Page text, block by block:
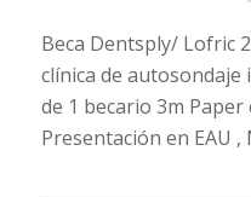
Beca Dentsply/ Lofric
clínica de
de 1 becario 3m Paper
Presentación en EAU ,